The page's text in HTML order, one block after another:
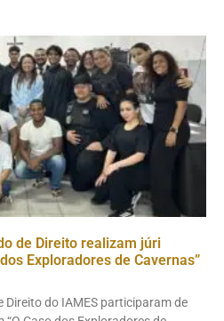
de Direito realizam júri
Exploradores de Cavernas”
Direito do IAMES participaram de